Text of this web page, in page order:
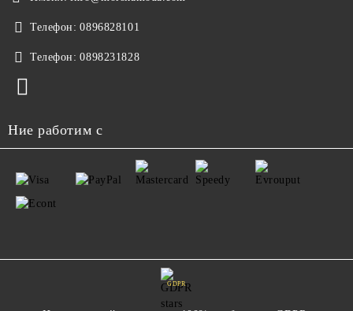
Телефон: 0896828101
Телефон: 0898231828
Ние работим с
GDPR